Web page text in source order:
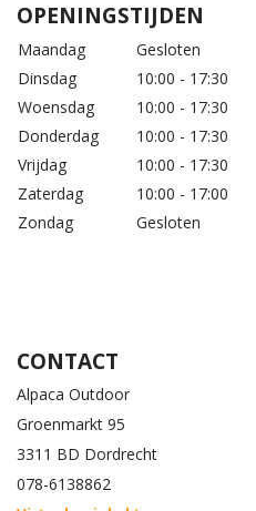
OPENINGSTIJDEN
Maandag
Gesloten
Dinsdag
10:00 - 17:30
Woensdag
10:00 - 17:30
Donderdag
10:00 - 17:30
Vrijdag
10:00 - 17:30
Zaterdag
10:00 - 17:00
Zondag
Gesloten
CONTACT
Alpaca Outdoor
Groenmarkt 95
3311 BD Dordrecht
078-6138862